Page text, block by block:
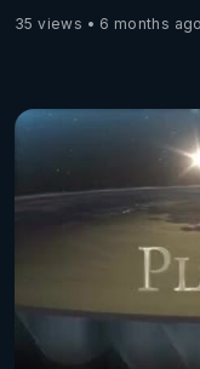
35 views 6 months ago